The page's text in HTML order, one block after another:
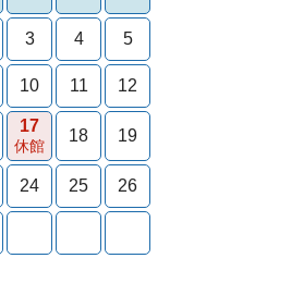
3 4 5
10 11 12
17
休館
18 19
24 25 26